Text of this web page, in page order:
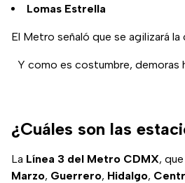
Lomas Estrella
El Metro señaló que se agilizará la
Y como es costumbre, demoras
¿Cuáles son las
La Línea 3 del Metro CDMX,
Marzo, Guerrero, Hidalgo,